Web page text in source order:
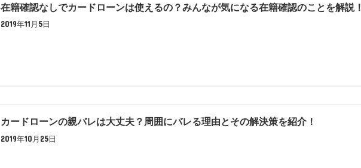
在籍確認なしでカードローンは使えるの？みんなが気になる在籍確認のことを解説！
2019年11月5日
カードローンの親バレは大丈夫？周囲にバレる理由とその解決策を紹介！
2019年10月25日